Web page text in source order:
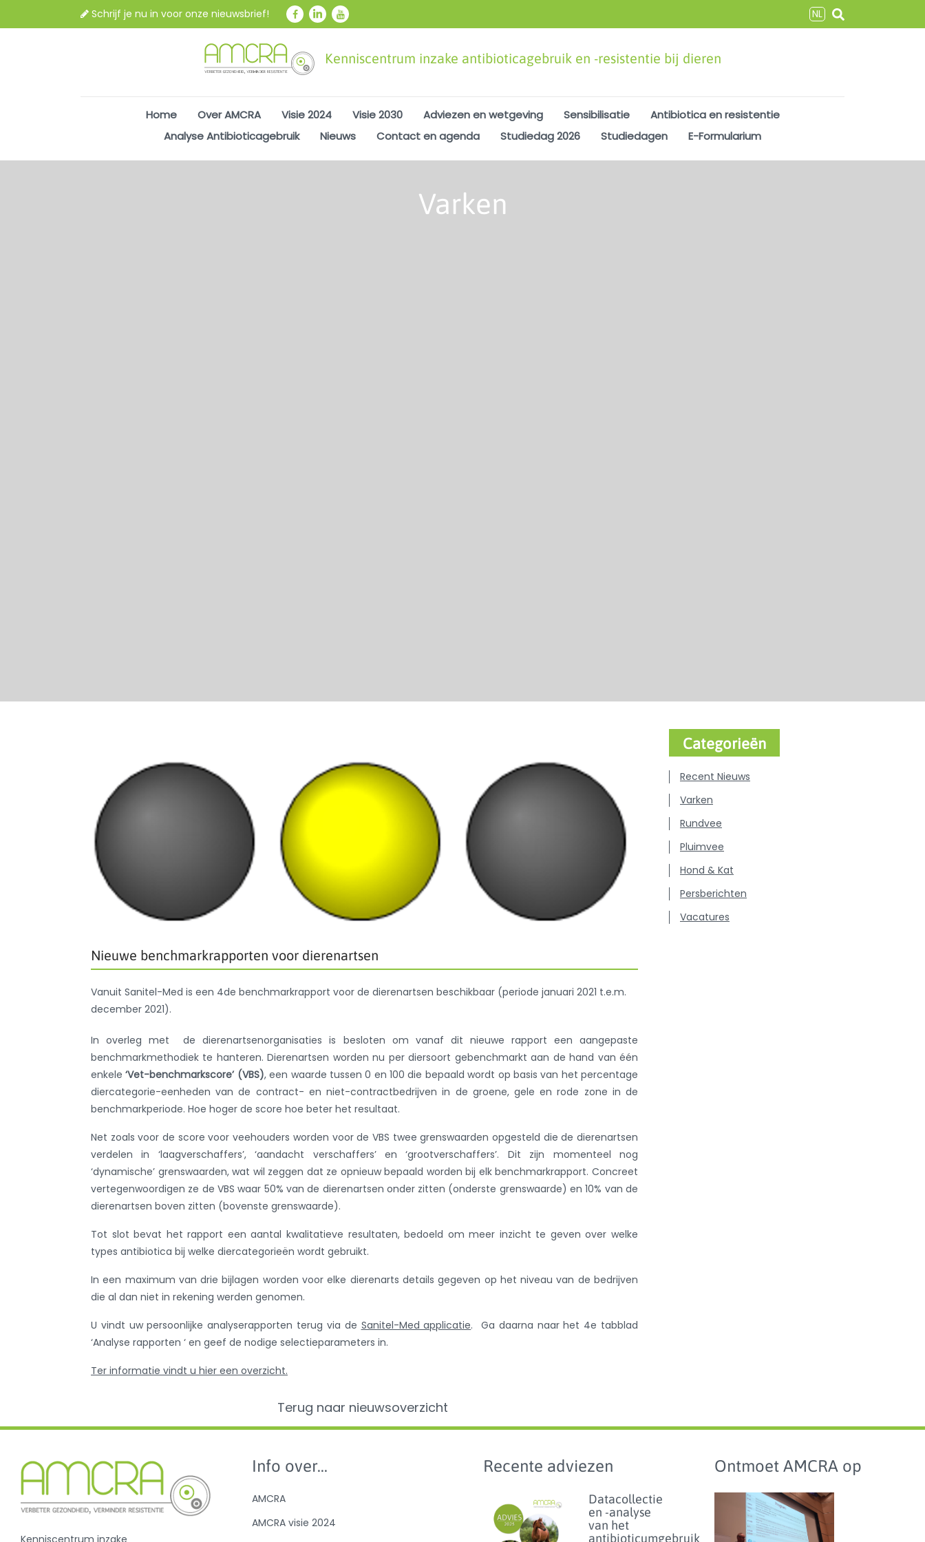
Schrijf je nu in voor onze nieuwsbrief! NL
Kenniscentrum inzake antibioticagebruik en -resistentie bij dieren
Home Over AMCRA Visie 2024 Visie 2030 Adviezen en wetgeving Sensibilisatie
Antibiotica en resistentie
Analyse Antibioticagebruik
Nieuws Contact en agenda Studiedag 2026 Studiedagen E-Formularium
Varken
Nieuwe benchmarkrapporten voor dierenartsen
Vanuit Sanitel-Med is een 4de benchmarkrapport voor de dierenartsen beschikbaar (periode januari 2021 t.e.m.
december 2021).
In overleg met de dierenartsenorganisaties is besloten om vanaf dit nieuwe rapport een aangepaste
benchmarkmethodiek te hanteren. Dierenartsen worden nu per diersoort gebenchmarkt aan de hand van één
enkele‘Vet-benchmarkscore’ (VBS), een waarde tussen 0 en 100 die bepaald wordt op basis van het percentage
diercategorie-eenheden van de contract- en niet-contractbedrijven in de groene, gele en rode zone in de
benchmarkperiode. Hoe hoger de score hoe beter het resultaat.
Net zoals voor de score voor veehouders worden voor de VBS twee grenswaarden opgesteld die de dierenartsen
verdelen in ‘laagverschaffers’, ‘aandacht verschaffers’ en ‘grootverschaffers’. Dit zijn momenteel nog
‘dynamische’ grenswaarden, wat wil zeggen dat ze opnieuw bepaald worden bij elk benchmarkrapport. Concreet
vertegenwoordigen ze de VBS waar 50% van de dierenartsen onder zitten (onderste grenswaarde) en 10% van de
dierenartsen boven zitten (bovenste grenswaarde).
Tot slot bevat het rapport een aantal kwalitatieve resultaten, bedoeld om meer inzicht te geven over welke
types antibiotica bij welke diercategorieën wordt gebruikt.
In een maximum van drie bijlagen worden voor elke dierenarts details gegeven op het niveau van de bedrijven
die al dan niet in rekening werden genomen.
U vindt uw persoonlijke analyserapporten terug via de Sanitel-Med applicatie. Ga daarna naar het 4e tabblad
‘Analyse rapporten ‘ en geef de nodige selectieparameters in.
Ter informatie vindt u hier een overzicht.
Terug naar nieuwsoverzicht
Categorieën
Recent Nieuws
Varken
Rundvee
Pluimvee
Hond & Kat
Persberichten
Vacatures
Kenniscentrum inzake
Info over...
AMCRA
AMCRA visie 2024
Recente adviezen
Datacollectie
en -analyse
van het
antibioticumgebruik
Ontmoet AMCRA op